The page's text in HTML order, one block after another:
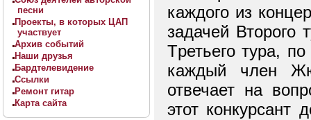
песни
Проекты, в которых ЦАП
участвует
Архив событий
Наши друзья
Бардтелевидение
Ссылки
Ремонт гитар
Карта сайта
каждого из
задачей Втоpого
Тpетьего тура,
каждый член
отвечает на
этот конкурсант